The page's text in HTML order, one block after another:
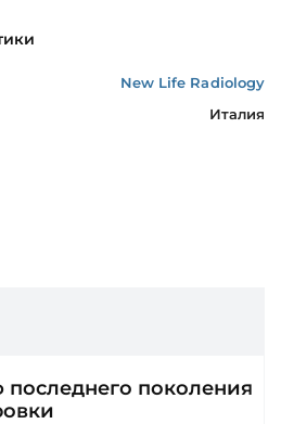
New Life Radiology
Италия
поколения